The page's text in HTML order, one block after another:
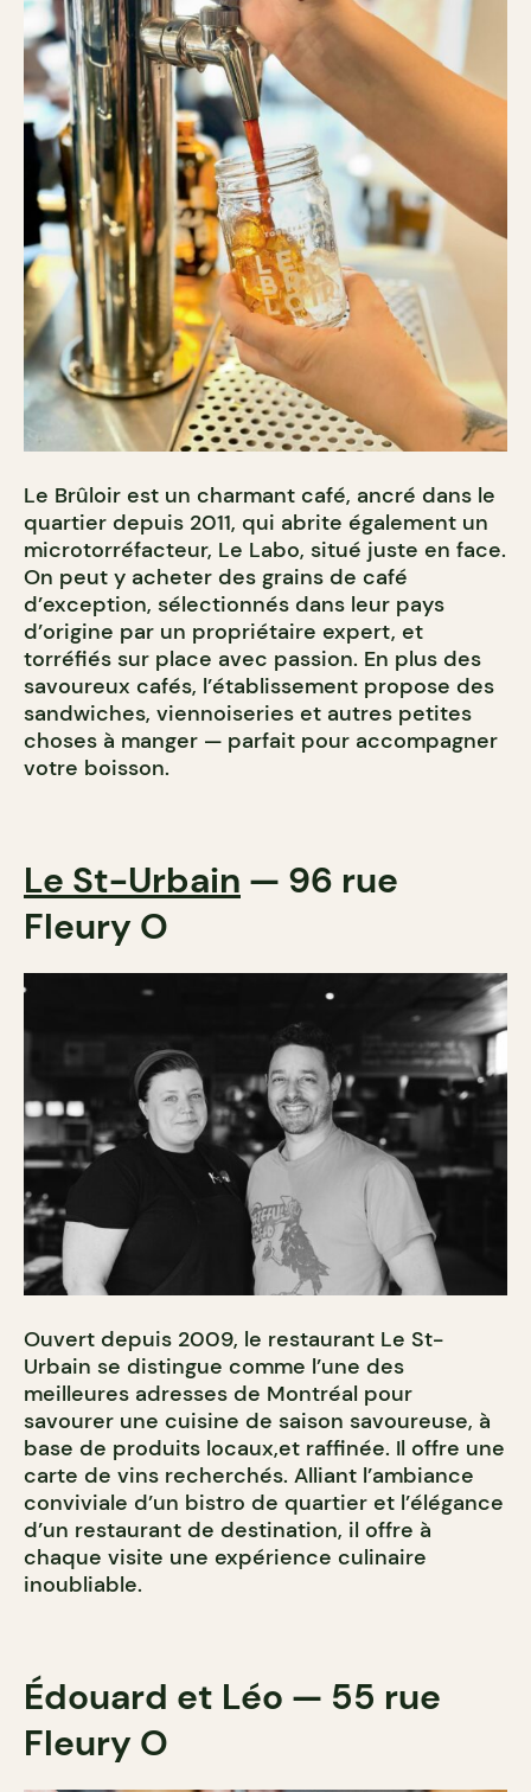
Le Brûloir est un charmant café, ancré dans le
quartier depuis 2011, qui abrite également un
microtorréfacteur, Le Labo, situé juste en face.
On peut y acheter des grains de café
d’exception, sélectionnés dans leur pays
d’origine par un propriétaire expert, et
torréfiés sur place avec passion. En plus des
savoureux cafés, l’établissement propose des
sandwiches, viennoiseries et autres petites
choses à manger — parfait pour accompagner
votre boisson.
Le St-Urbain — 96 rue
Fleury O
Ouvert depuis 2009, le restaurant Le St-
Urbain se distingue comme l’une des
meilleures adresses de Montréal pour
savourer une cuisine de saison savoureuse, à
base de produits locaux,et raffinée. Il offre une
carte de vins recherchés. Alliant l’ambiance
conviviale d’un bistro de quartier et l’élégance
d’un restaurant de destination, il offre à
chaque visite une expérience culinaire
inoubliable.
Édouard et Léo — 55 rue
Fleury O